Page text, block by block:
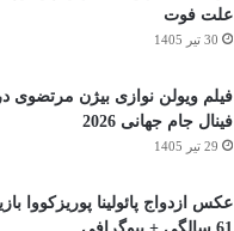
علت فوت
30 تیر 1405
فیلم ویولن نوازی بیژن مرتضوی
فینال جام جهانی 2026
29 تیر 1405
عکس ازدواج پائولینا پوریزکووا
61 سالگی + بیوگرافی